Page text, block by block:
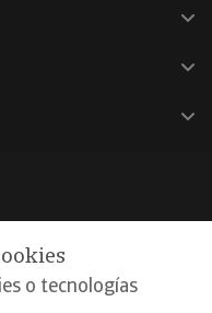
o tecnologías